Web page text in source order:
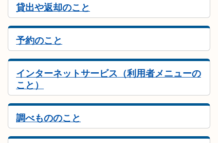
貸出や返却のこと
予約のこと
インターネットサービス（利用者メニューの
こと）
調べもののこと